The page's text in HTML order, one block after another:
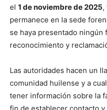
el 1 de noviembre de 2025,
permanece en la sede
se haya presentado ningún
reconocimiento y
Las autoridades hacen un
comunidad huilense y a
tener información sobre la